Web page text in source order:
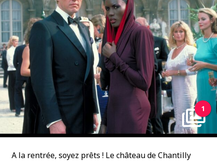
1
A la rentrée, soyez prêts ! Le château de Chantilly